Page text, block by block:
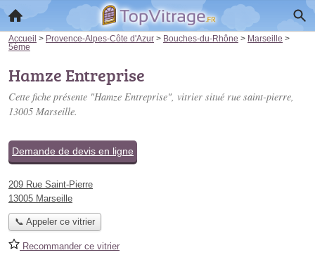
Accueil > Provence-Alpes-Côte d'Azur > Bouches-du-Rhône > Marseille >
5ème
Hamze Entreprise
Cette fiche présente "Hamze Entreprise", vitrier situé rue saint-pierre,
13005 Marseille.
Demande de devis en ligne
209 Rue Saint-Pierre
13005 Marseille
📞 Appeler ce vitrier
Recommander ce vitrier